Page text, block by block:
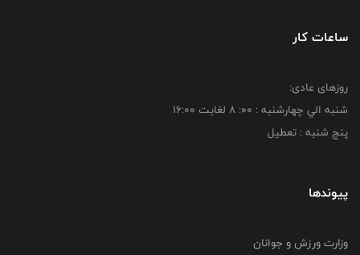
ساعات کار
روزهای عادی:
شنبه الي چهارشنبه : 00: 8 لغايت 16:00
پنج شنبه : تعطیل
پیوندها
وزارت ورزش و جوانان